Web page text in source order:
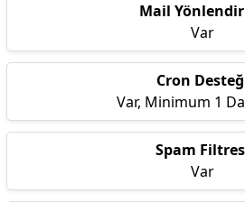
Mail
Var
Cron
Var, Minimum 1
Spam
Var